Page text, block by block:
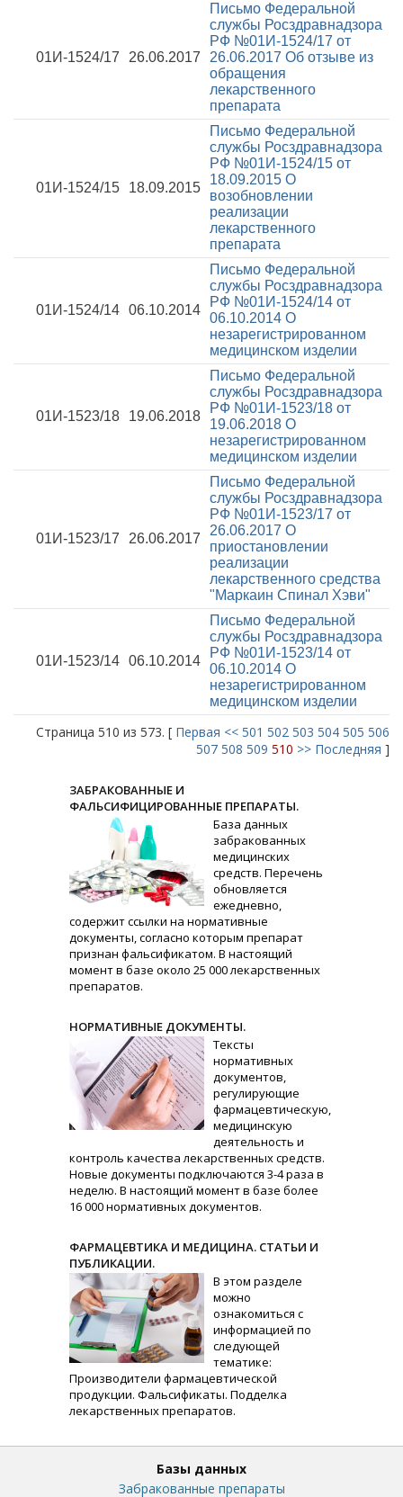
01И-1524/17 26.06.2017
Письмо Федеральной
службы Росздравнадзора
РФ №01И-1524/17 от
26.06.2017 Об отзыве из
обращения
лекарственного
препарата
01И-1524/15 18.09.2015
Письмо Федеральной
службы Росздравнадзора
РФ №01И-1524/15 от
18.09.2015 О
возобновлении
реализации
лекарственного
препарата
01И-1524/14 06.10.2014
Письмо Федеральной
службы Росздравнадзора
РФ №01И-1524/14 от
06.10.2014 О
незарегистрированном
медицинском изделии
01И-1523/18 19.06.2018
Письмо Федеральной
службы Росздравнадзора
РФ №01И-1523/18 от
19.06.2018 О
незарегистрированном
медицинском изделии
01И-1523/17 26.06.2017
Письмо Федеральной
службы Росздравнадзора
РФ №01И-1523/17 от
26.06.2017 О
приостановлении
реализации
лекарственного средства
"Маркаин Спинал Хэви"
01И-1523/14 06.10.2014
Письмо Федеральной
службы Росздравнадзора
РФ №01И-1523/14 от
06.10.2014 О
незарегистрированном
медицинском изделии
Страница 510 из 573. [ Первая << 501 502 503 504 505 506
507 508 509 510 >> Последняя ]
ЗАБРАКОВАННЫЕ И
ФАЛЬСИФИЦИРОВАННЫЕ ПРЕПАРАТЫ.
База данных
забракованных
медицинских
средств. Перечень
обновляется
ежедневно,
содержит ссылки на нормативные
документы, согласно которым препарат
признан фальсификатом. В настоящий
момент в базе около 25 000 лекарственных
препаратов.
НОРМАТИВНЫЕ ДОКУМЕНТЫ.
Тексты
нормативных
документов,
регулирующие
фармацевтическую,
медицинскую
деятельность и
контроль качества лекарственных средств.
Новые документы подключаются 3-4 раза в
неделю. В настоящий момент в базе более
16 000 нормативных документов.
ФАРМАЦЕВТИКА И МЕДИЦИНА. СТАТЬИ И
ПУБЛИКАЦИИ.
В этом разделе
можно
ознакомиться с
информацией по
следующей
тематике:
Производители фармацевтической
продукции. Фальсификаты. Подделка
лекарственных препаратов.
Базы данных
Забракованные препараты